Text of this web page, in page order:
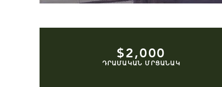
$2,000
ԴՐԱՄԱԿԱՆ ՄՐՑԱՆԱԿ